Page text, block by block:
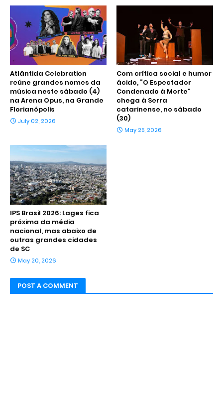
Atlântida Celebration
reúne grandes nomes da
música neste sábado (4)
na Arena Opus, na Grande
Florianópolis
July 02, 2026
Com crítica social e humor
ácido, “O Espectador
Condenado à Morte”
chega à Serra
catarinense, no sábado
(30)
May 25, 2026
IPS Brasil 2026: Lages fica
próxima da média
nacional, mas abaixo de
outras grandes cidades
de SC
May 20, 2026
POST A COMMENT